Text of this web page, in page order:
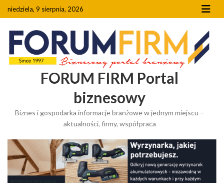
Skipniedziela, 9 sierpnia, 2026
FORUM FIRM Portal
biznesowy
Biznes i gospodarka informacje branżowe w jednym miejscu –
aktualności, firmy, współpraca